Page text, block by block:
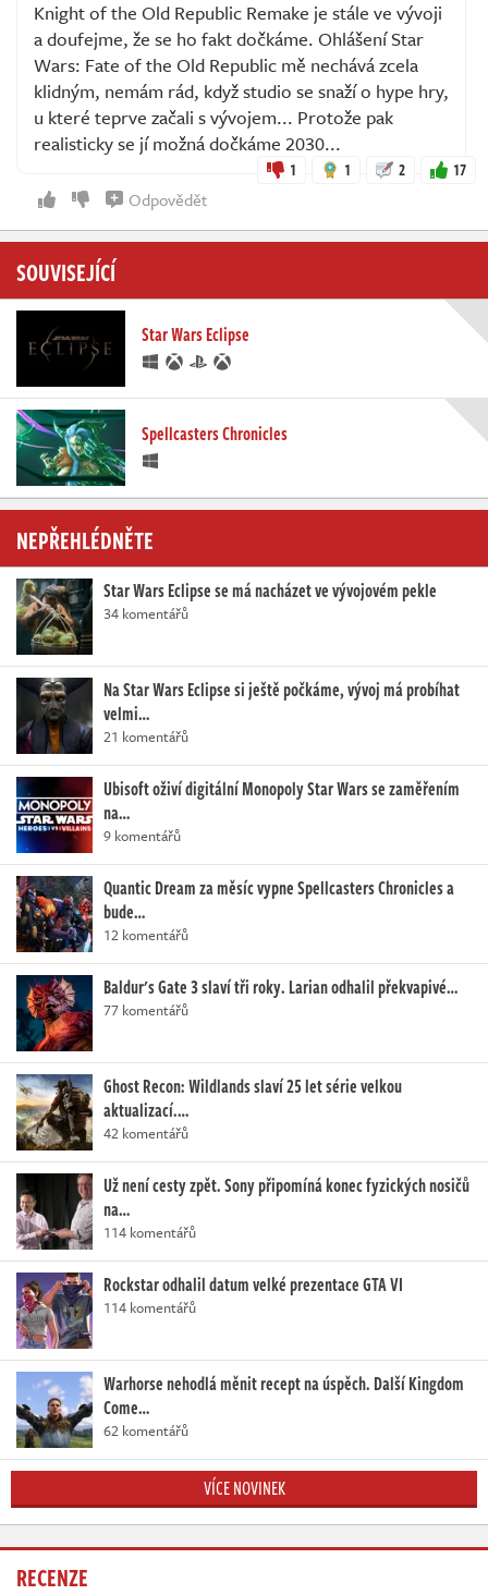
Knight of the Old Republic Remake je stále ve vývoji
a doufejme, že se ho fakt dočkáme. Ohlášení Star
Wars: Fate of the Old Republic mě nechává zcela
klidným, nemám rád, když studio se snaží o hype hry,
u které teprve začali s vývojem... Protože pak
realisticky se jí možná dočkáme 2030...
1 1 2 17
Odpovědět
SOUVISEJÍCÍ
Star Wars Eclipse
Spellcasters Chronicles
NEPŘEHLÉDNĚTE
Star Wars Eclipse se má nacházet ve vývojovém pekle
34 komentářů
Na Star Wars Eclipse si ještě počkáme, vývoj má probíhat
velmi…
21 komentářů
Ubisoft oživí digitální Monopoly Star Wars se zaměřením
na…
9 komentářů
Quantic Dream za měsíc vypne Spellcasters Chronicles a
bude…
12 komentářů
Baldur's Gate 3 slaví tři roky. Larian odhalil překvapivé…
77 komentářů
Ghost Recon: Wildlands slaví 25 let série velkou
aktualizací.…
42 komentářů
Už není cesty zpět. Sony připomíná konec fyzických nosičů
na…
114 komentářů
Rockstar odhalil datum velké prezentace GTA VI
114 komentářů
Warhorse nehodlá měnit recept na úspěch. Další Kingdom
Come…
62 komentářů
VÍCE NOVINEK
RECENZE